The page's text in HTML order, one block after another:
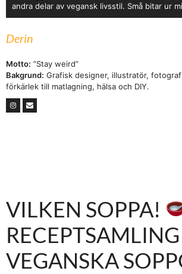
andra delar av vegansk livsstil. Små bitar ur
Derin
Motto: ”Stay weird”
Bakgrund: Grafisk designer, illustratör,
förkärlek till matlagning, hälsa och DIY.
VILKEN SOPPA!
VEGANSKA